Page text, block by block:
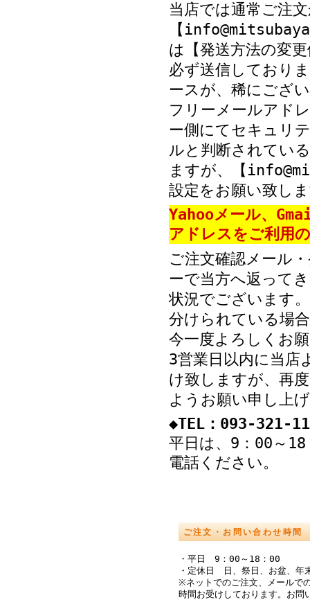
当店では通常ご注
【
は【発送方法の変
必ず送信しており
ースが、稀にござ
フリーメールアド
ー側にてセキュリ
ルと判断されてい
ますが、【
設定をお願い致し
Yahooメール、
アドレスをご利用
ご注文確認メール
ーで当方へ返って
状況でございます
分けられている場
今一度よろしくお
3営業日以内に当店
け致しますが、再
ようお願い申し上
◆TEL：093-321-
平日は、9：00～
電話ください。
ご注文・お問い合わせ時間
・平日 9：00～18：00
・定休日 日、祭日、お盆、年
※ネットでのご注文、メールで
時間お受けしております。お問